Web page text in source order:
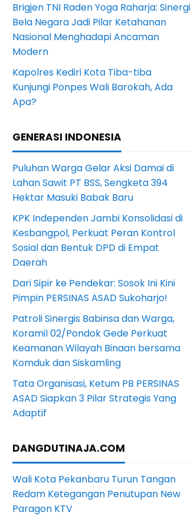
Brigjen TNI Raden Yoga Raharja: Sinergi
Bela Negara Jadi Pilar Ketahanan
Nasional Menghadapi Ancaman
Modern
Kapolres Kediri Kota Tiba-tiba
Kunjungi Ponpes Wali Barokah, Ada
Apa?
GENERASI INDONESIA
Puluhan Warga Gelar Aksi Damai di
Lahan Sawit PT BSS, Sengketa 394
Hektar Masuki Babak Baru
KPK Independen Jambi Konsolidasi di
Kesbangpol, Perkuat Peran Kontrol
Sosial dan Bentuk DPD di Empat
Daerah
Dari Sipir ke Pendekar: Sosok Ini Kini
Pimpin PERSINAS ASAD Sukoharjo!
Patroli Sinergis Babinsa dan Warga,
Koramil 02/Pondok Gede Perkuat
Keamanan Wilayah Binaan bersama
Komduk dan Siskamling
Tata Organisasi, Ketum PB PERSINAS
ASAD Siapkan 3 Pilar Strategis Yang
Adaptif
DANGDUTINAJA.COM
Wali Kota Pekanbaru Turun Tangan
Redam Ketegangan Penutupan New
Paragon KTV